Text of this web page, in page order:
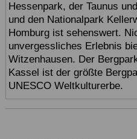
Hessenpark, der Taunus
und den Nationalpark
Homburg ist sehenswert.
unvergessliches Erlebnis
Witzenhausen. Der
Kassel ist der größte
UNESCO Weltkulturerbe.